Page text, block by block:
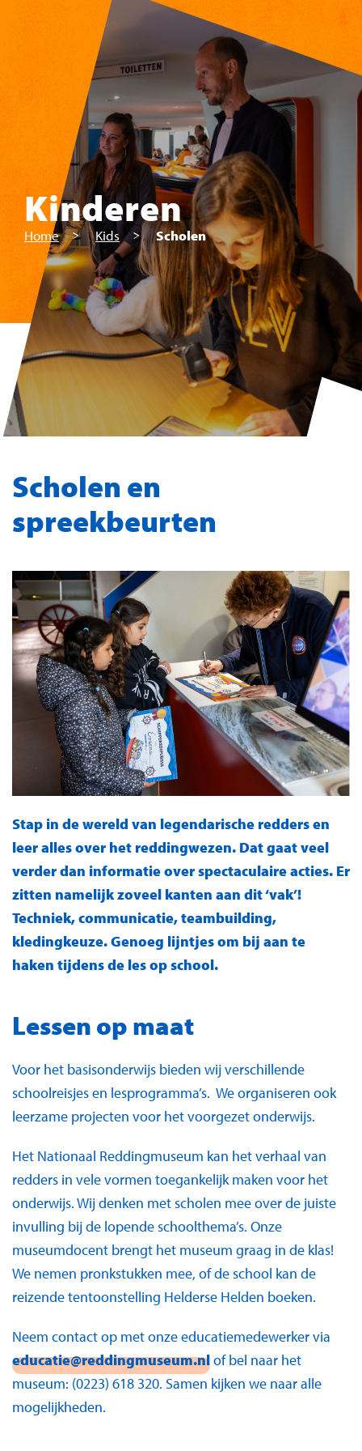
Skip to main content
Kinderen
Home Kids Scholen
Scholen en
spreekbeurten
Stap in de wereld van legendarische redders en
leer alles over het reddingwezen. Dat gaat veel
verder dan informatie over spectaculaire acties. Er
zitten namelijk zoveel kanten aan dit ‘vak’!
Techniek, communicatie, teambuilding,
kledingkeuze. Genoeg lijntjes om bij aan te
haken tijdens de les op school.
Lessen op maat
Voor het basisonderwijs bieden wij verschillende
schoolreisjes en lesprogramma’s. We organiseren ook
leerzame projecten voor het voorgezet onderwijs.
Het Nationaal Reddingmuseum kan het verhaal van
redders in vele vormen toegankelijk maken voor het
onderwijs. Wij denken met scholen mee over de juiste
invulling bij de lopende schoolthema’s. Onze
museumdocent brengt het museum graag in de klas!
We nemen pronkstukken mee, of de school kan de
reizende tentoonstelling Helderse Helden boeken.
Neem contact op met onze educatiemedewerker via
educatie@reddingmuseum.nlof bel naar het
museum: (0223) 618 320. Samen kijken we naar alle
mogelijkheden.